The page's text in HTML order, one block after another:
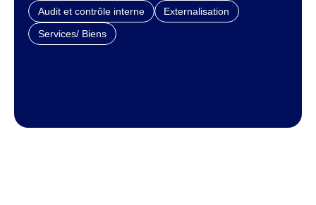
Audit et contrôle interne
Externalisation
Services/ Biens